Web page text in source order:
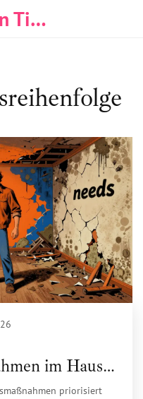
Bildungsmaterialien Tischlerei & Immobilien
im Haus:
werden
priorisiert